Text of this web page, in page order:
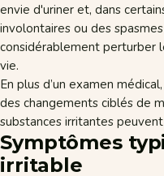
envie d'uriner et, dans
involontaires ou des
considérablement perturber
vie.
En plus d’un examen
des changements ciblés de
substances irritantes
Symptômes
irritable